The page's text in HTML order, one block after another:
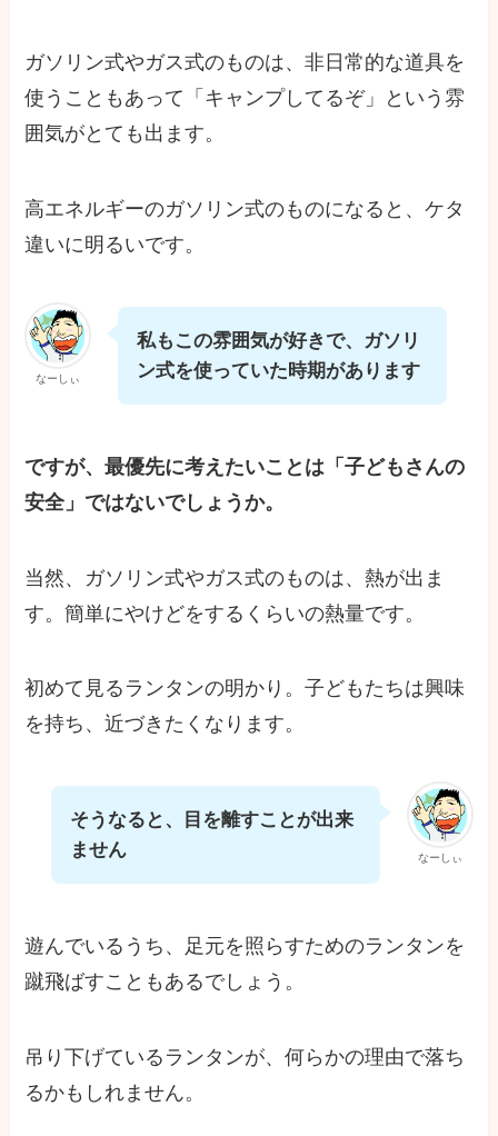
ガソリン式やガス式のものは、非日常的な道具を
使うこともあって「キャンプしてるぞ」という雰
囲気がとても出ます。
高エネルギーのガソリン式のものになると、ケタ
違いに明るいです。
なーしぃ
私もこの雰囲気が好きで、ガソリ
ン式を使っていた時期があります
ですが、最優先に考えたいことは「子どもさんの
安全」ではないでしょうか。
当然、ガソリン式やガス式のものは、熱が出ま
す。簡単にやけどをするくらいの熱量です。
初めて見るランタンの明かり。子どもたちは興味
を持ち、近づきたくなります。
なーしぃ
そうなると、目を離すことが出来
ません
遊んでいるうち、足元を照らすためのランタンを
蹴飛ばすこともあるでしょう。
吊り下げているランタンが、何らかの理由で落ち
るかもしれません。